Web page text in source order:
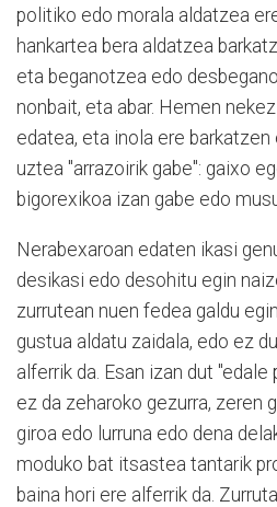
politiko edo morala aldatzea
hankartea bera aldatzea
eta beganotzea edo
nonbait, eta abar. Hemen
edatea, eta inola ere barkatzen
uztea "arrazoirik gabe": gaixo
bigorexikoa izan gabe edo
Nerabexaroan edaten ikasi
desikasi edo desohitu egin
zurrutean nuen fedea galdu
gustua aldatu zaidala, edo ez
alferrik da. Esan izan dut
ez da zeharoko gezurra, zeren
giroa edo lurruna edo dena
moduko bat itsastea tantarik
baina hori ere alferrik da.